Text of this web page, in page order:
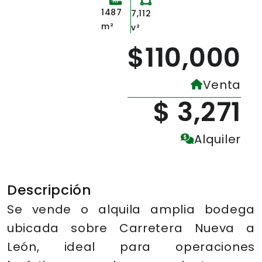
1487
m²
7,112
v²
$110,000
Venta
$ 3,271
Alquiler
Descripción
Se vende o alquila amplia bodega
ubicada sobre Carretera Nueva a
León, ideal para operaciones